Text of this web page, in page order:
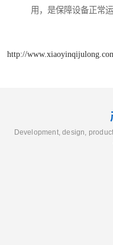
用，是保障设备正常
http://
Development, design,